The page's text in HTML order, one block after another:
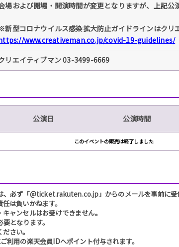
場および開場・開演時間が変更となりますが、上記公
新型コロナウイルス感染拡大防止ガイドラインはクリ
www.creativeman.co.jp/covid-19-guidelines/
リエイティブマン 03-3499-6669
公演日 公演時間
このイベントの販売は終了しました
必ず「@ticket.rakuten.co.jp」からのメールを事前に受
は負いかねます。
ャンセルはお受けできません。
となります。
さい。
用の楽天会員IDへポイント付与されます。